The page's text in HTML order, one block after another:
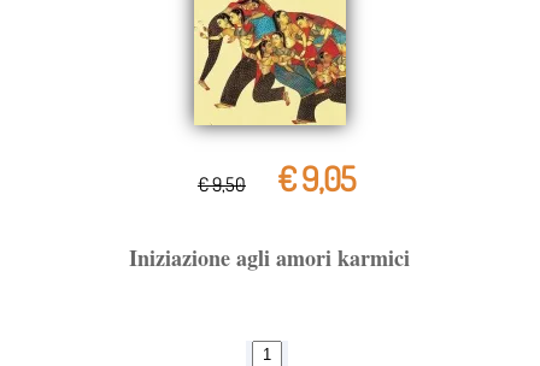
€ 9,50 € 9,05
Iniziazione agli amori karmici